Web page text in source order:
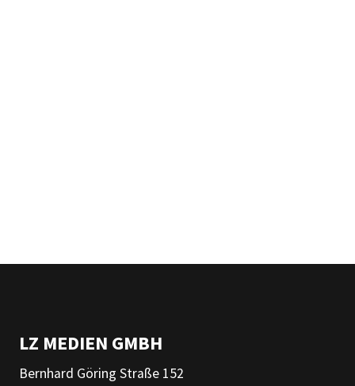
LZ MEDIEN GMBH
Bernhard Göring Straße 152